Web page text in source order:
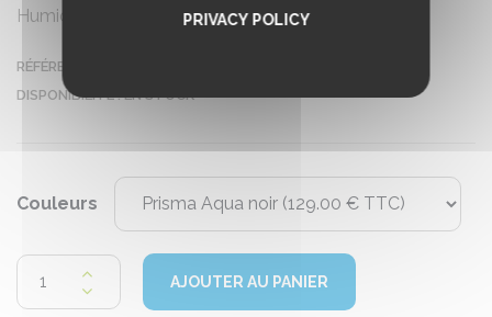
Humidificateur pour PPC Prisma
RÉFÉRENCE :
DISPONIBILITÉ :EN STOCK
Couleurs
AJOUTER AU PANIER
PRIVACY POLICY